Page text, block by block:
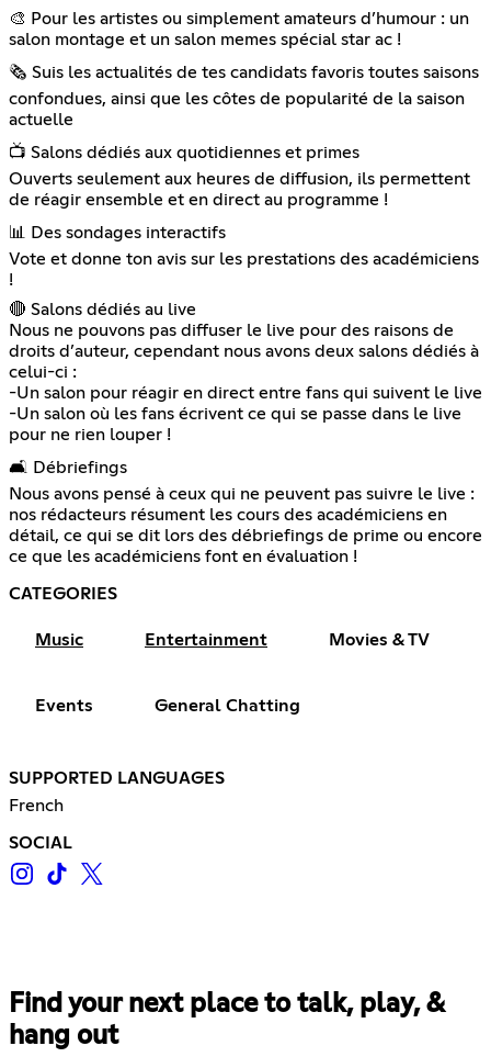
🎨 Pour les artistes ou simplement amateurs d’humour : un
salon montage et un salon memes spécial star ac !
🗞️ Suis les actualités de tes candidats favoris toutes saisons
confondues, ainsi que les côtes de popularité de la saison
actuelle
📺 Salons dédiés aux quotidiennes et primes
Ouverts seulement aux heures de diffusion, ils permettent
de réagir ensemble et en direct au programme !
📊 Des sondages interactifs
Vote et donne ton avis sur les prestations des académiciens
!
🔴 Salons dédiés au live
Nous ne pouvons pas diffuser le live pour des raisons de
droits d’auteur, cependant nous avons deux salons dédiés à
celui-ci :
-Un salon pour réagir en direct entre fans qui suivent le live
-Un salon où les fans écrivent ce qui se passe dans le live
pour ne rien louper !
🛋️ Débriefings
Nous avons pensé à ceux qui ne peuvent pas suivre le live :
nos rédacteurs résument les cours des académiciens en
détail, ce qui se dit lors des débriefings de prime ou encore
ce que les académiciens font en évaluation !
CATEGORIES
Music Entertainment Movies & TV
Events General Chatting
SUPPORTED LANGUAGES
French
SOCIAL
Find your next place to talk, play, &
hang out